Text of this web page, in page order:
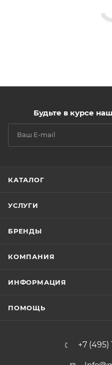
Будьте в курсе
КАТАЛОГ
УСЛУГИ
БРЕНДЫ
КОМПАНИЯ
ИНФОРМАЦИЯ
ПОМОЩЬ
+7 (495)